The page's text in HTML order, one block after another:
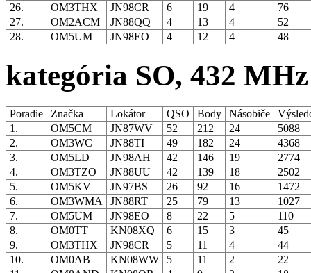
26.
OM3THX JN98CR 6 19 4
76
27.
OM2ACM JN88QQ 4 13 4
52
28.
OM5UM JN98EO 4 12 4 48
kategória SO, 432 MHz
Poradie Značka Lokátor QSO Body Násobiče
1.
OM5CM JN87WV 52 212 24
5088
2.
OM3WC JN88TI 49 182 24
4368
3.
OM5LD JN98AH 42 146 19
2774
4.
OM3TZO JN88UU 42 139 18
2502
5.
OM5KV JN97BS 26 92 16
1472
6.
OM3WMA JN88RT 25 79 13
1027
7.
OM5UM JN98EO 8 22 5
110
8.
OM0TT KN08XQ 6 15 3
45
9.
OM3THX JN98CR 5 11 4
44
10.
OM0AB KN08WW 5 11 2
22